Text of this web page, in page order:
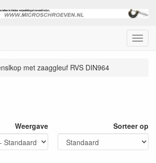
Menu
met zaaggleuf RVS DIN964
Weergave Sorteer op